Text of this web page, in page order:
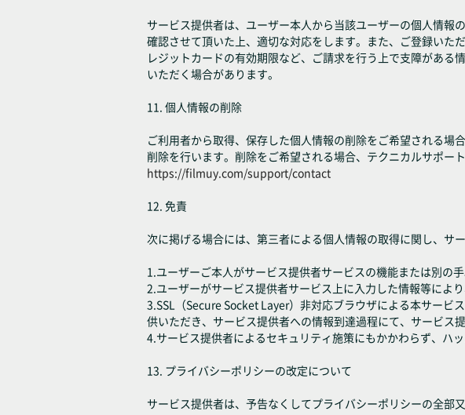
サービス提供者は、ユーザー本人から当該ユーザーの個人情報
確認させて頂いた上、適切な対応をします。また、ご登録いた
レジットカードの有効期限など、ご請求を行う上で支障があ
いただく場合があります。
11. 個人情報の削除
ご利用者から取得、保存した個人情報の削除をご希望される
削除を行います。削除をご希望される場合、テクニカルサポー
https://filmuy.com/support/contact
12. 免責
次に掲げる場合には、第三者による個人情報の取得に関し、サ
1.ユーザーご本人がサービス提供者サービスの機能または別の
2.ユーザーがサービス提供者サービス上に入力した情報等によ
3.SSL（Secure Socket Layer）非対応ブラウザによる本サービ
供いただき、サービス提供者への情報到達過程にて、サービス
4.サービス提供者によるセキュリティ施策にもかかわらず、ハ
13. プライバシーポリシーの改定について
サービス提供者は、予告なくしてプライバシーポリシーの全部